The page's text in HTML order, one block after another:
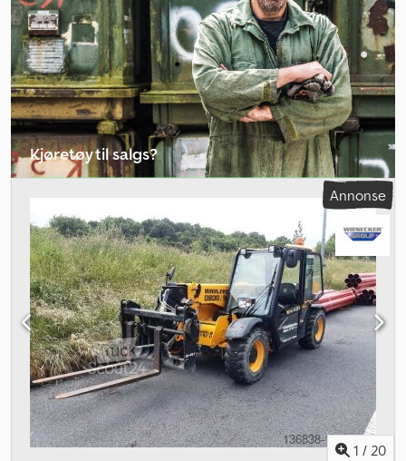
Kjøretøy til salgs?
Annonse
1 / 20